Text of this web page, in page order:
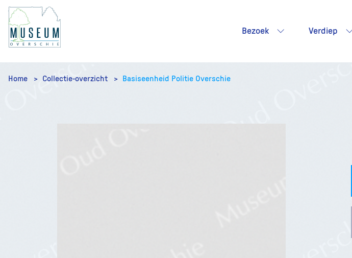
Bezoek Verdiep
Home Collectie-overzicht Basiseenheid Politie Overschie